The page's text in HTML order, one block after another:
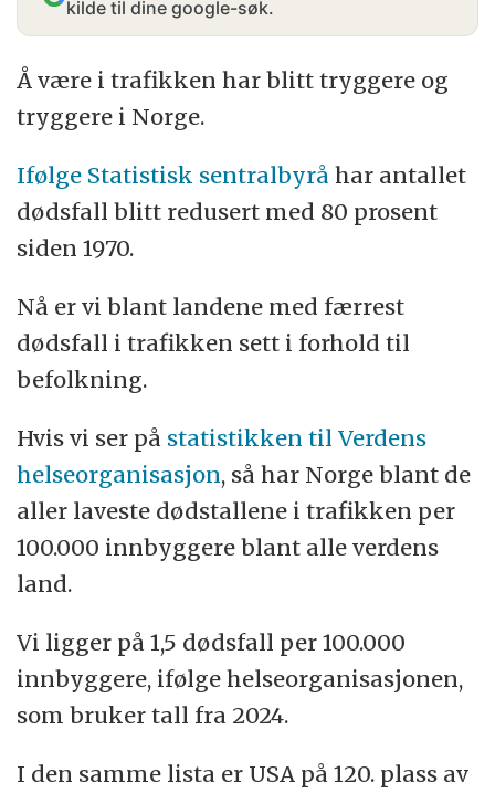
kilde til dine google-søk.
Å være i trafikken har blitt tryggere og
tryggere i Norge.
Ifølge Statistisk sentralbyråhar antallet
dødsfall blitt redusert med 80 prosent
siden 1970.
Nå er vi blant landene med færrest
dødsfall i trafikken sett i forhold til
befolkning.
Hvis vi ser på statistikken til Verdens
helseorganisasjon, så har Norge blant de
aller laveste dødstallene i trafikken per
100.000 innbyggere blant alle verdens
land.
Vi ligger på 1,5 dødsfall per 100.000
innbyggere, ifølge helseorganisasjonen,
som bruker tall fra 2024.
I den samme lista er USA på 120. plass av